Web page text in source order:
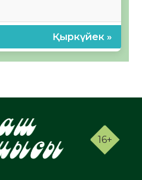
Қыркүйек »
16+